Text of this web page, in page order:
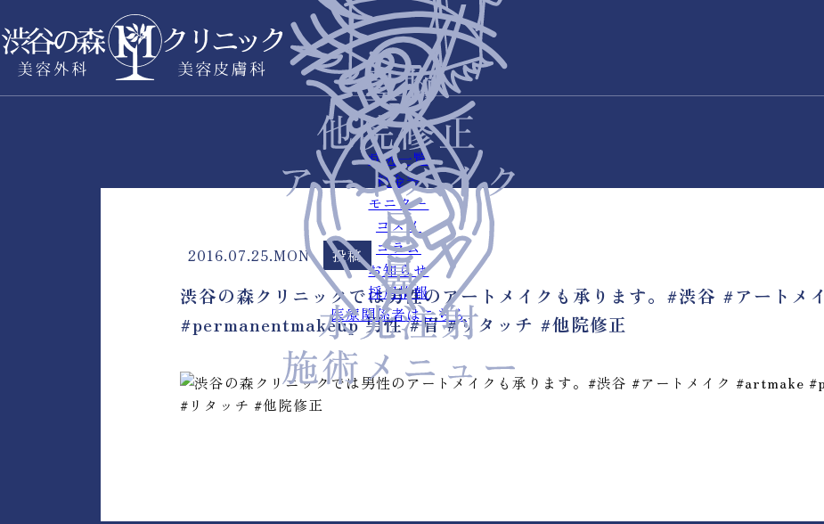
症例一覧
料金表
モニター
コスメ
コラム
お知らせ
採用情報
医療関係者はこちら
2016.07.25.MON 投稿
渋谷の森クリニックでは男性のアートメイクも承ります。#渋谷 #アート
#permanentmakeup 男性 #眉 #リタッチ #他院修正